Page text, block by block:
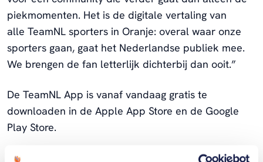
piekmomenten. Het is de digitale vertaling van
alle TeamNL sporters in Oranje: overal waar onze
sporters gaan, gaat het Nederlandse publiek mee.
We brengen de fan letterlijk dichterbij dan ooit.”
De TeamNL App is vanaf vandaag gratis te
downloaden in de Apple App Store en de Google
Play Store.